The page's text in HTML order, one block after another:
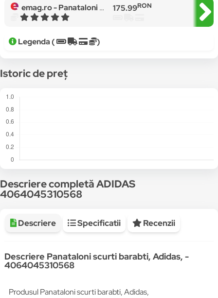
emag.ro -Panataloni scurti barabti, Adidas, Bumbac/Poliester, Negru, L 175.99RON
Legenda ( )
Istoric de preț
Descriere completă ADIDAS
4064045310568
Descriere Specificatii Recenzii
Descriere Panataloni scurti barabti, Adidas, -
4064045310568
Produsul Panataloni scurti barabti, Adidas,